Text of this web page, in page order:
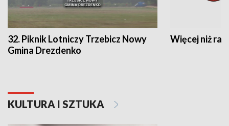
32. Piknik Lotniczy Trzebicz Nowy
Gmina Drezdenko
Więcej niż rajd
KULTURA I SZTUKA